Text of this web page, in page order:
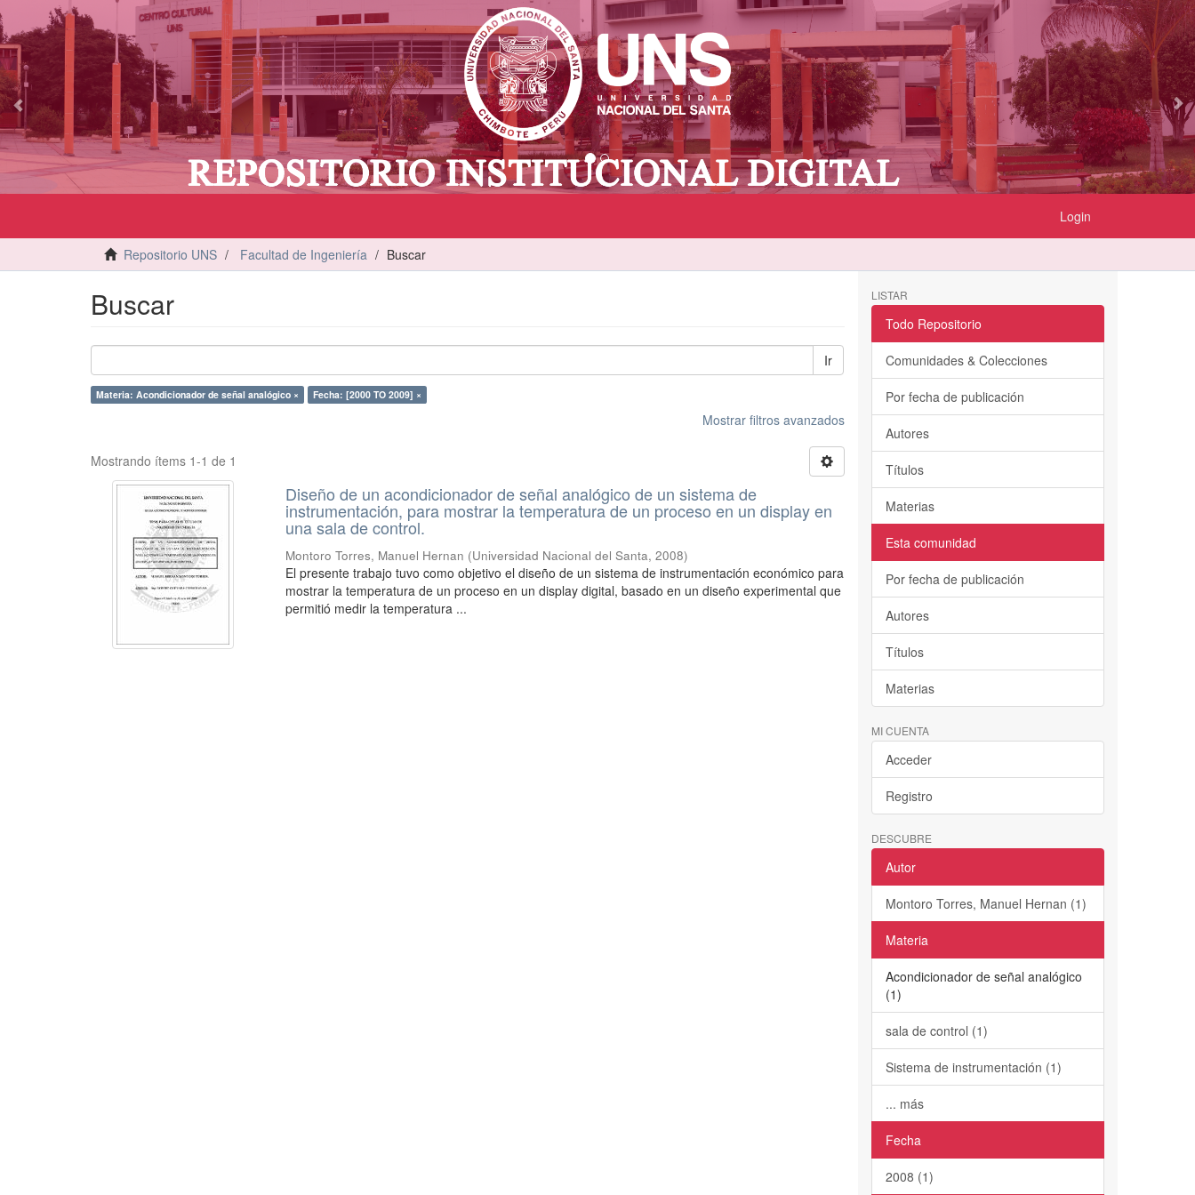
Login
Repositorio UNS Facultad de Ingeniería Buscar
Buscar
Ir
Materia: Acondicionador de señal analógico × Fecha: [2000 TO 2009] ×
Mostrar filtros avanzados
Mostrando ítems 1-1 de 1
Diseño de un acondicionador de señal analógico de un sistema de
instrumentación, para mostrar la temperatura de un proceso en un display en
una sala de control.
Montoro Torres, Manuel Hernan (Universidad Nacional del Santa,2008)
El presente trabajo tuvo como objetivo el diseño de un sistema de instrumentación económico para
mostrar la temperatura de un proceso en un display digital, basado en un diseño experimental que
permitió medir la temperatura ...
LISTAR
Todo Repositorio
Comunidades & Colecciones
Por fecha de publicación
Autores
Títulos
Materias
Esta comunidad
Por fecha de publicación
Autores
Títulos
Materias
MI CUENTA
Acceder
Registro
DESCUBRE
Autor
Montoro Torres, Manuel Hernan (1)
Materia
Acondicionador de señal analógico
(1)
sala de control (1)
Sistema de instrumentación (1)
... más
Fecha
2008 (1)